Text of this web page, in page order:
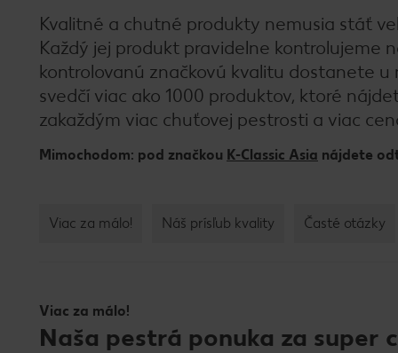
Kvalitné a chutné produkty nemusia stáť
Každý jej produkt pravidelne kontrolujeme
kontrolovanú značkovú kvalitu dostanete u
svedčí viac ako 1000 produktov, ktoré
zakaždým viac chuťovej pestrosti a viac
Mimochodom: pod značkou K-Classic Asia nájdete
Viac za málo! Náš prísľub kvality Časté otázky
Viac za málo!
Naša pestrá ponuka za super